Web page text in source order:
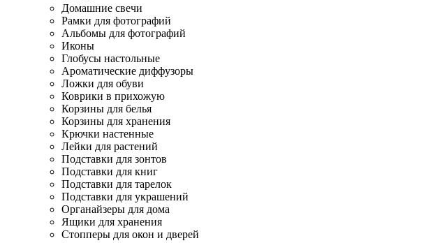
Домашние свечи
Рамки для фотографий
Альбомы для фотографий
Иконы
Глобусы настольные
Ароматические диффузоры
Ложки для обуви
Коврики в прихожую
Корзины для белья
Корзины для хранения
Крючки настенные
Лейки для растений
Подставки для зонтов
Подставки для книг
Подставки для тарелок
Подставки для украшений
Органайзеры для дома
Ящики для хранения
Стопперы для окон и дверей